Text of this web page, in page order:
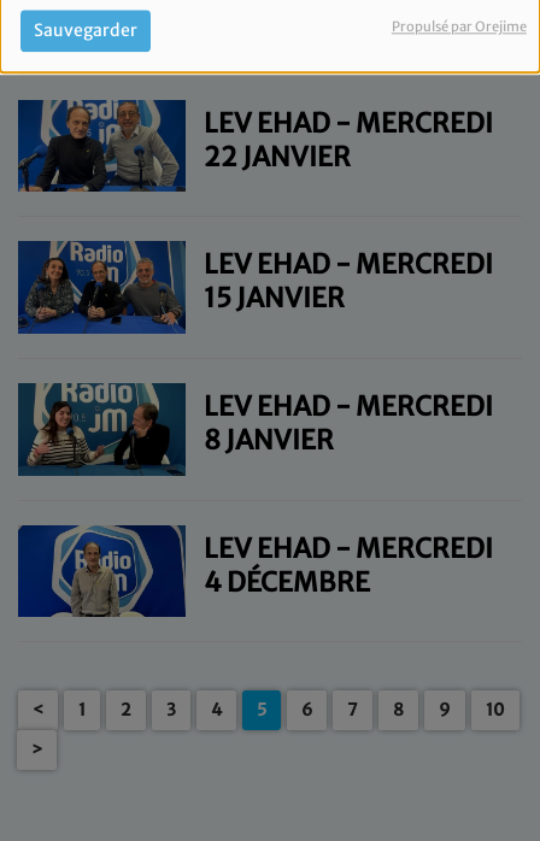
Sauvegarder Propulsé par Orejime
LEV EHAD - MERCREDI
22 JANVIER
LEV EHAD - MERCREDI
15 JANVIER
LEV EHAD - MERCREDI
8 JANVIER
LEV EHAD - MERCREDI
4 DÉCEMBRE
< 1 2 3 4 5 6 7 8 9
10
>